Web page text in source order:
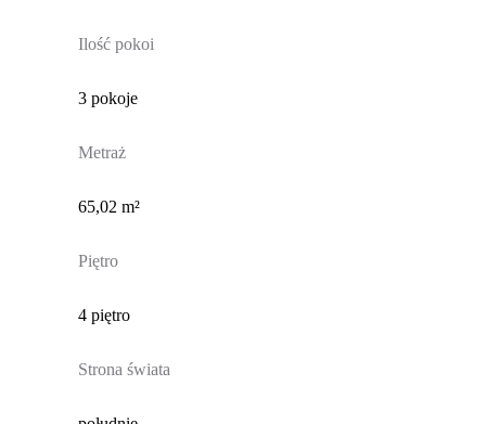
Ilość pokoi
3 pokoje
Metraż
65,02 m²
Piętro
4 piętro
Strona świata